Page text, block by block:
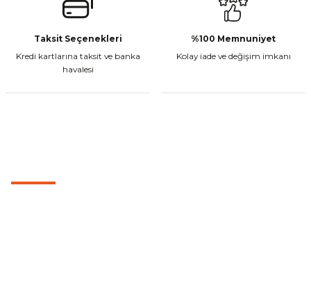
Taksit Seçenekleri
Kredi kartlarına taksit ve banka
havalesi
%100 Memnuniyet
Kolay iade ve değişim imkanı